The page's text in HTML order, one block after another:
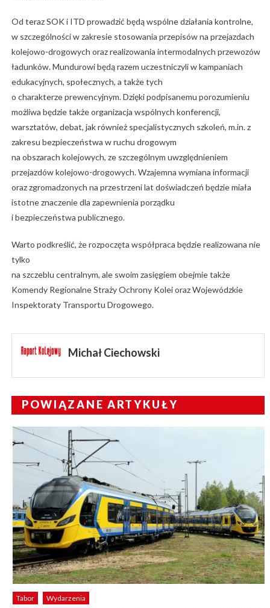
Od teraz SOK i ITD prowadzić będą wspólne działania kontrolne,
w szczególności w zakresie stosowania przepisów na przejazdach
kolejowo-drogowych oraz realizowania intermodalnych przewozów
ładunków. Mundurowi będą razem uczestniczyli w kampaniach
edukacyjnych, społecznych, a także tych
o charakterze prewencyjnym. Dzięki podpisanemu porozumieniu
możliwa będzie także organizacja wspólnych konferencji,
warsztatów, debat, jak również specjalistycznych szkoleń, m.in. z
zakresu bezpieczeństwa w ruchu drogowym
na obszarach kolejowych, ze szczególnym uwzględnieniem
przejazdów kolejowo-drogowych. Wzajemna wymiana informacji
oraz zgromadzonych na przestrzeni lat doświadczeń będzie miała
istotne znaczenie dla zapewnienia porządku
i bezpieczeństwa publicznego.
Warto podkreślić, że rozpoczęta współpraca będzie realizowana nie
tylko
na szczeblu centralnym, ale swoim zasięgiem obejmie także
Komendy Regionalne Straży Ochrony Kolei oraz Wojewódzkie
Inspektoraty Transportu Drogowego.
Michał Ciechowski
POWIĄZANE ARTYKUŁY
Tabor Wydarzenia